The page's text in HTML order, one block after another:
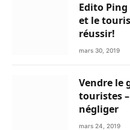
Edito
et le
réussir!
mars 30, 2019
Vendre le
touristes –
négliger
mars 24, 2019